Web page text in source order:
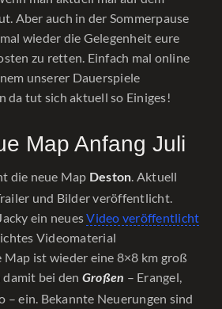
Aber auch in der Sommerpause
wieder die Gelegenheit eure
zu retten. Einfach mal online
unserer Dauerspiele
da tut sich aktuell so Einiges!
Map Anfang Juli
die neue Map Deston. Aktuell
und Bilder veröffentlicht.
ein neuesVideo veröffentlicht
Videomaterial
Map ist wieder eine 8×8 km groß
bei den Großen – Erangel,
– ein. Bekannte Neuerungen sind